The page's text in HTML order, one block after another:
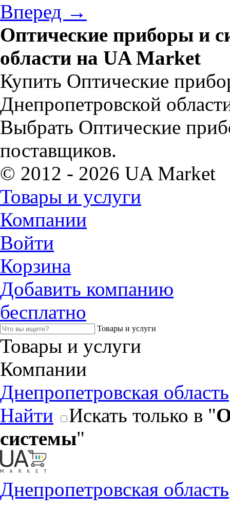
Вперед →
Оптические приборы и
области на UA Market
Купить Оптические
Днепропетровской
Выбрать Оптические
поставщиков.
© 2012 - 2026 UA Market
Товары и услуги
Компании
Войти
Корзина
Добавить компанию
бесплатно
Товары и услуги
Товары и услуги
Компании
Днепропетровская область
Найти
Искать только в "
системы"
Днепропетровская область